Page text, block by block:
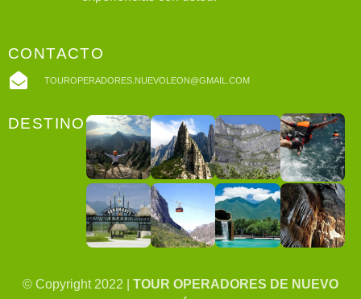
CONTACTO
TOUROPERADORES.NUEVOLEON@GMAIL.COM
DESTINOS
© Copyright 2022 | TOUR OPERADORES DE NUEVO